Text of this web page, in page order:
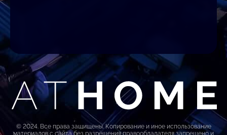
© 2024. Все права защищены. Копирование и иное использование
материалов с сайта без разрешения правообладателя запрещено и